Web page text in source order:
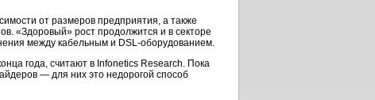
от размеров предприятия, а также
. «Здоровый» рост продолжится и в секторе
между кабельным и DSL-оборудованием.
года, считают в Infonetics Research. Пока
— для них это недорогой способ